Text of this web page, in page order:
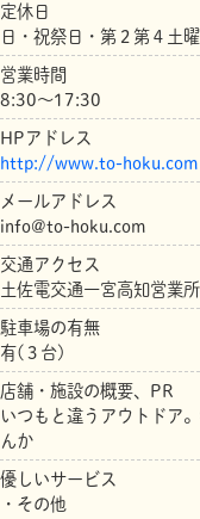
定休日
日・祝祭日・第２第４土
営業時間
8:30～17:30
HPアドレス
http://www.to-hoku.com
メールアドレス
info@to-hoku.com
交通アクセス
土佐電交通一宮高知営業
駐車場の有無
有(３台)
店舗・施設の概要、PR
いつもと違うアウトドア
んか
優しいサービス
・その他